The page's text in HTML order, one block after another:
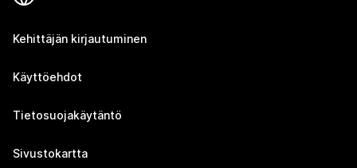
Kehittäjän kirjautuminen
Käyttöehdot
Tietosuojakäytäntö
Sivustokartta